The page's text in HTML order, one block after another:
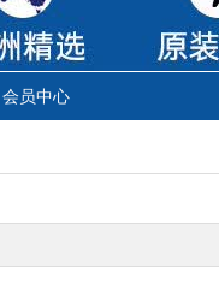
会员中心